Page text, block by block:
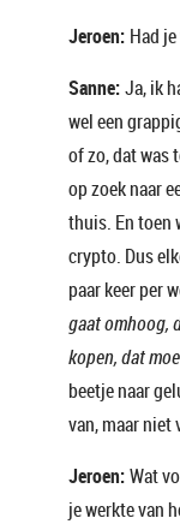
Jeroen: Had
Sanne:Ja, ik
wel een
of zo, dat was
op zoek naar
thuis. En toen
crypto. Dus
paar keer per
gaat omhoog,
kopen, dat
beetje naar
van, maar niet
Jeroen:Wat
je werkte van